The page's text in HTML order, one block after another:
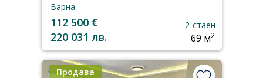
Варна
112 500 €
220 031 лв.
2-стаен
69 м2
Продава